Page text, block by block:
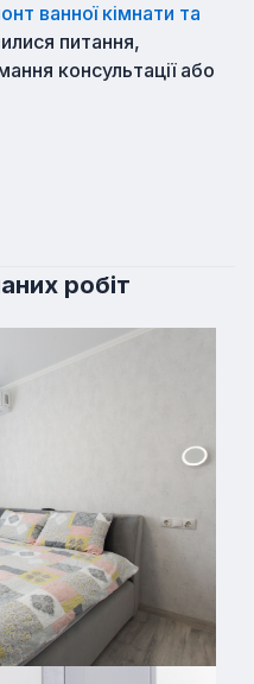
ванної кімнати та
питання,
консультації або
робіт